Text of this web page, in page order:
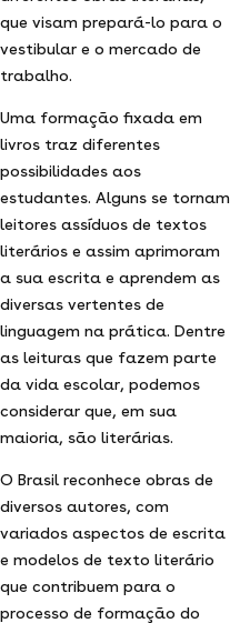
que visam prepará-lo para o
vestibular e o mercado de
trabalho.
Uma formação fixada em
livros traz diferentes
possibilidades aos
estudantes. Alguns se tornam
leitores assíduos de textos
literários e assim aprimoram
a sua escrita e aprendem as
diversas vertentes de
linguagem na prática. Dentre
as leituras que fazem parte
da vida escolar, podemos
considerar que, em sua
maioria, são literárias.
O Brasil reconhece obras de
diversos autores, com
variados aspectos de escrita
e modelos de texto literário
que contribuem para o
processo de formação do